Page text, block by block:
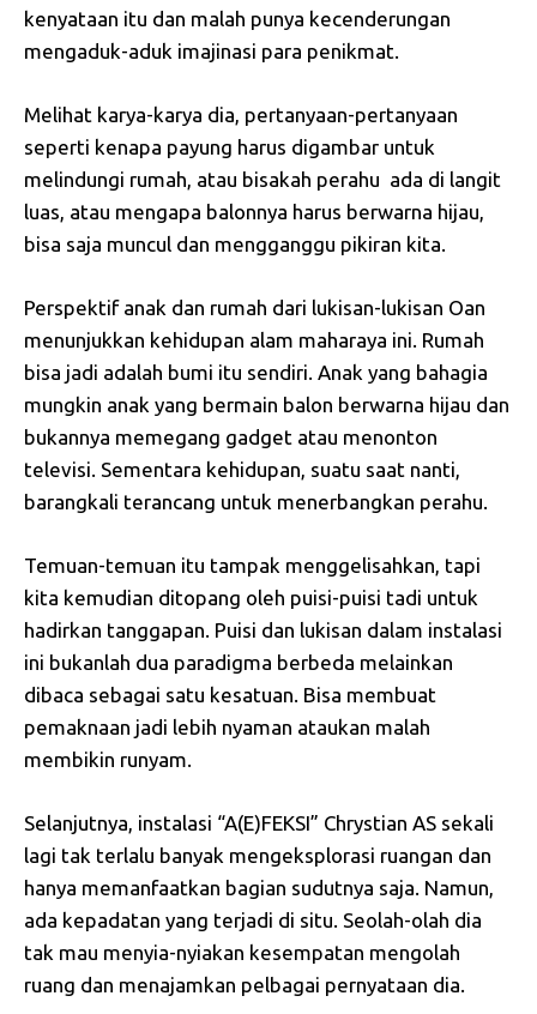
kenyataan itu dan malah punya kecenderungan
mengaduk-aduk imajinasi para penikmat.
Melihat karya-karya dia, pertanyaan-pertanyaan
seperti kenapa payung harus digambar untuk
melindungi rumah, atau bisakah perahu ada di langit
luas, atau mengapa balonnya harus berwarna hijau,
bisa saja muncul dan mengganggu pikiran kita.
Perspektif anak dan rumah dari lukisan-lukisan Oan
menunjukkan kehidupan alam maharaya ini. Rumah
bisa jadi adalah bumi itu sendiri. Anak yang bahagia
mungkin anak yang bermain balon berwarna hijau dan
bukannya memegang gadget atau menonton
televisi. Sementara kehidupan, suatu saat nanti,
barangkali terancang untuk menerbangkan perahu.
Temuan-temuan itu tampak menggelisahkan, tapi
kita kemudian ditopang oleh puisi-puisi tadi untuk
hadirkan tanggapan. Puisi dan lukisan dalam instalasi
ini bukanlah dua paradigma berbeda melainkan
dibaca sebagai satu kesatuan. Bisa membuat
pemaknaan jadi lebih nyaman ataukan malah
membikin runyam.
Selanjutnya, instalasi “A(E)FEKSI” Chrystian AS sekali
lagi tak terlalu banyak mengeksplorasi ruangan dan
hanya memanfaatkan bagian sudutnya saja. Namun,
ada kepadatan yang terjadi di situ. Seolah-olah dia
tak mau menyia-nyiakan kesempatan mengolah
ruang dan menajamkan pelbagai pernyataan dia.